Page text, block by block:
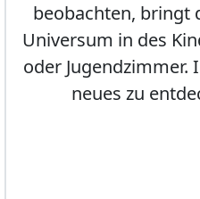
beobachten, bringt
Universum in des
oder Jugendzimmer.
neues zu